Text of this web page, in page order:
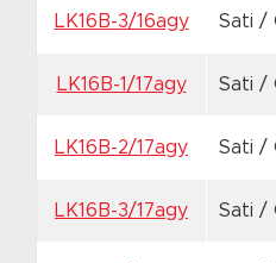
LK16B-3/16agy Sati /
LK16B-1/17agy Sati /
LK16B-2/17agy Sati /
LK16B-3/17agy Sati /